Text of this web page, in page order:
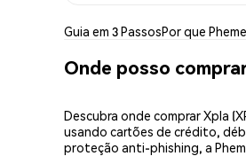
Guia em 3 PassosPor que
Onde posso
Descubra onde comprar Xpla
usando cartões de crédito,
proteção anti-phishing, a